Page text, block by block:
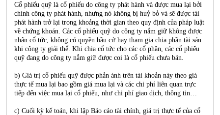
Cổ phiếu quỹ là cổ phiếu do công ty phát hành và được mua lại bởi
chính công ty phát hành, nhưng nó không bị huỷ bỏ và sẽ được tái
phát hành trở lại trong khoảng thời gian theo quy định của pháp luật
về chứng khoán. Các cổ phiếu quỹ do công ty nắm giữ không được
nhận cổ tức, không có quyền bầu cử hay tham gia chia phần tài sản
khi công ty giải thể. Khi chia cổ tức cho các cổ phần, các cổ phiếu
quỹ đang do công ty nắm giữ được coi là cổ phiếu chưa bán.
b) Giá trị cổ phiếu quỹ được phản ánh trên tài khoản này theo giá
thực tế mua lại bao gồm giá mua lại và các chi phí liên quan trực
tiếp đến việc mua lại cổ phiếu, như chi phí giao dịch, thông tin…
c) Cuối kỳ kế toán, khi lập Báo cáo tài chính, giá trị thực tế của cổ